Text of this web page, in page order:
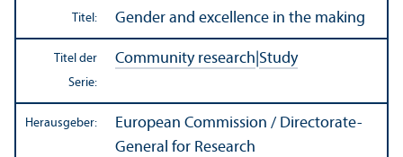
Titel: Gender and excellence in the making
Titel der
Serie:
Community research Study
Herausgeber:
European Commission / Directorate-
General for Research